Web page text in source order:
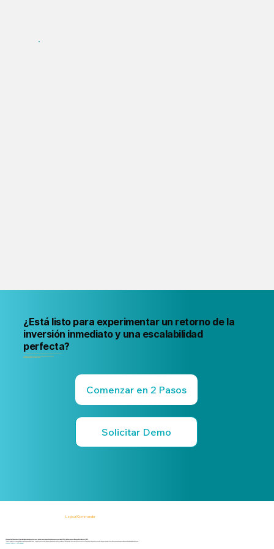
¿Está listo para experimentar un retorno de la
inversión inmediato y una escalabilidad
perfecta?
Comenzar en 2 Pasos
Solicitar Demo
Soluciones SaaS basadas en IA para la inteligencia de riesgos humanos, la gobernanza, la gestión de riesgos empresariales (ERM) y la Gobernanza, el Riesgo y el Cumplimiento (GRC).
"Nuestra plataforma ayuda a las organizaciones a identificar, priorizar y abordar los riesgos relacionados con la fuerza laboral, la integridad, el cumplimiento normativo, el fraude, los riesgos internos y los riesgos organizativos, al tiempo que salvaguarda la privacidad y la dignidad humana."
¡Conozca Primero, Actúe Rápido!
Logical Commander